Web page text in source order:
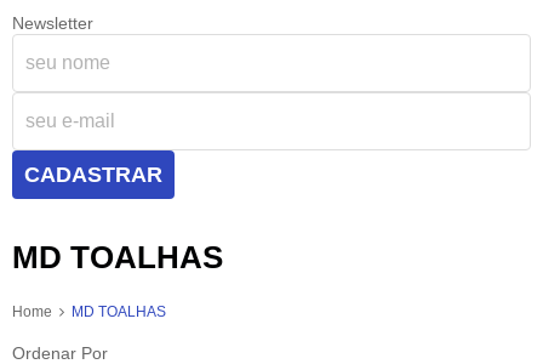
Newsletter
CADASTRAR
MD TOALHAS
Home MD TOALHAS
Ordenar Por